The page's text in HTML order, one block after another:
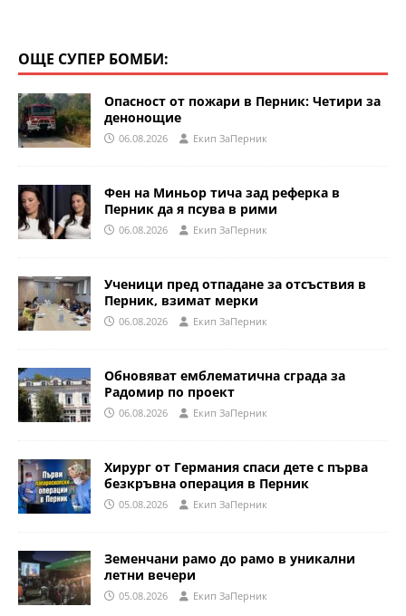
ОЩЕ СУПЕР БОМБИ:
Опасност от пожари в Перник: Четири за
денонощие
06.08.2026 Eкип ЗаПерник
Фен на Миньор тича зад реферка в
Перник да я псува в рими
06.08.2026 Eкип ЗаПерник
Ученици пред отпадане за отсъствия в
Перник, взимат мерки
06.08.2026 Eкип ЗаПерник
Обновяват емблематична сграда за
Радомир по проект
06.08.2026 Eкип ЗаПерник
Хирург от Германия спаси дете с първа
безкръвна операция в Перник
05.08.2026 Eкип ЗаПерник
Земенчани рамо до рамо в уникални
летни вечери
05.08.2026 Eкип ЗаПерник